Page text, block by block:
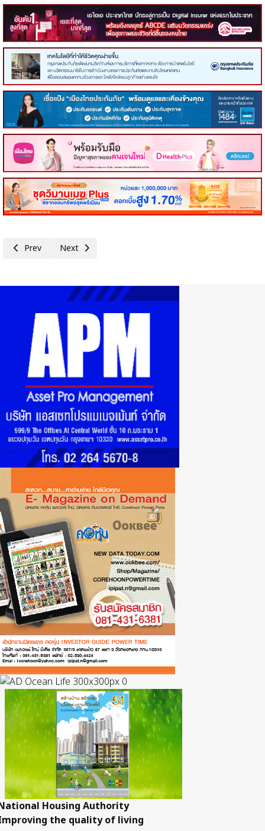
Previous article: คอหุ้น Power Time 8 กรกฎาคม 2569 - 1
Prev Next article: คอหุ้น Investor Guide 7 กรกฎาคม 2569 - 3
Next
Housing Authority
the quality of living